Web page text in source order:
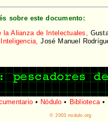
sobre este documento:
la Alianza de Intelectuales,
José Manuel
• Nódulo • Biblioteca•
© 2003 nodulo.org